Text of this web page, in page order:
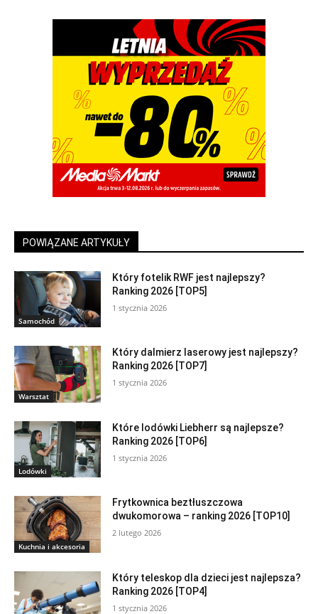
POWIĄZANE ARTYKUŁY
Samochód
Który fotelik RWF jest najlepszy?
Ranking 2026 [TOP5]
1 stycznia 2026
Warsztat
Który dalmierz laserowy jest najlepszy?
Ranking 2026 [TOP7]
1 stycznia 2026
Lodówki
Które lodówki Liebherr są najlepsze?
Ranking 2026 [TOP6]
1 stycznia 2026
Kuchnia i akcesoria
Frytkownica beztłuszczowa
dwukomorowa – ranking 2026 [TOP10]
2 lutego 2026
Który teleskop dla dzieci jest najlepsza?
Ranking 2026 [TOP4]
1 stycznia 2026